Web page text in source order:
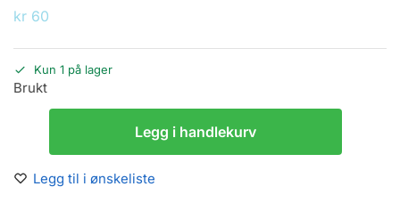
kr 60
Kun 1 på lager
Brukt
Legg i handlekurv
Legg til i ønskeliste